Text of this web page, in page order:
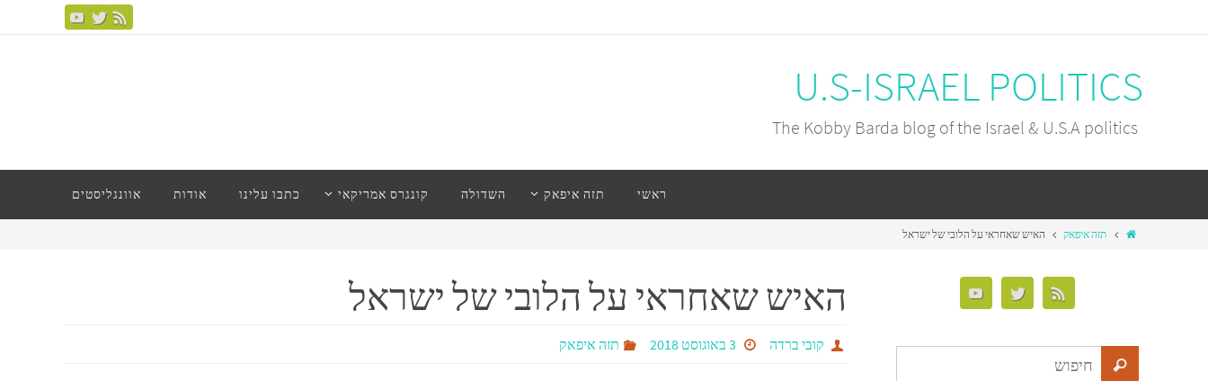
U.S-ISRAEL POLITICS
The Kobby Barda blog of the Israel & U.S.A politics
ראשי תזה איפאק השדולה קונגרס אמריקאי כתבו עלינו אודות אוונגליסטים
תזה איפאק האיש שאחראי על הלובי של ישראל
האיש שאחראי על הלובי של ישראל
קובי ברדה 3 באוגוסט 2018 תזה איפאק